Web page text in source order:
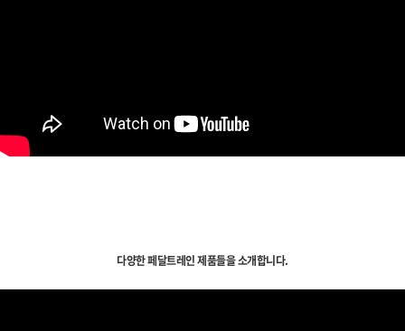
다양한 페달트레인 제품들을 소개합니다.